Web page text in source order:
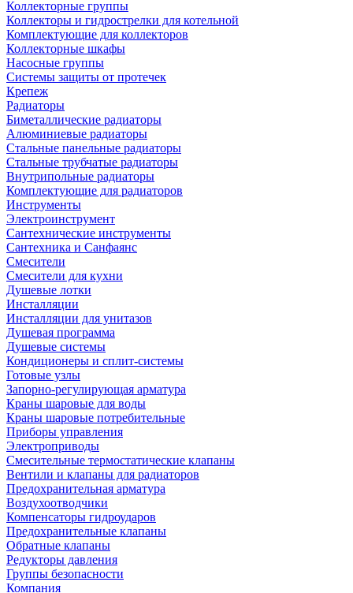
Коллекторные группы
Коллекторы и гидрострелки для котельной
Комплектующие для коллекторов
Коллекторные шкафы
Насосные группы
Системы защиты от протечек
Крепеж
Радиаторы
Биметаллические радиаторы
Алюминиевые радиаторы
Стальные панельные радиаторы
Стальные трубчатые радиаторы
Внутрипольные радиаторы
Комплектующие для радиаторов
Инструменты
Электроинструмент
Сантехнические инструменты
Сантехника и Санфаянс
Смесители
Смесители для кухни
Душевые лотки
Инсталляции
Инсталляции для унитазов
Душевая программа
Душевые системы
Кондиционеры и сплит-системы
Готовые узлы
Запорно-регулирующая арматура
Краны шаровые для воды
Краны шаровые потребительные
Приборы управления
Электроприводы
Смесительные термостатические клапаны
Вентили и клапаны для радиаторов
Предохранительная арматура
Воздухоотводчики
Компенсаторы гидроударов
Предохранительные клапаны
Обратные клапаны
Редукторы давления
Группы безопасности
Компания